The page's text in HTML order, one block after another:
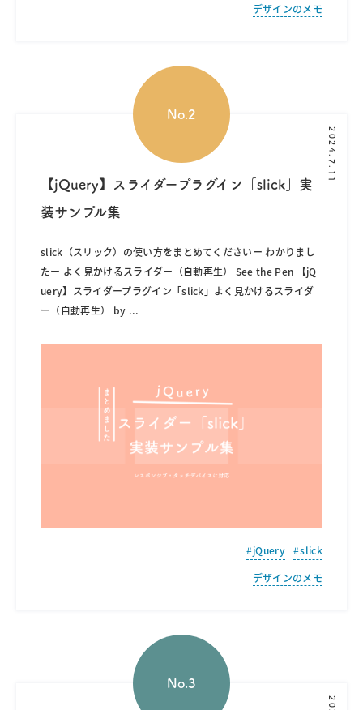
デザインのメモ
2024.7.11
【jQuery】スライダープラグイン「slick」実
装サンプル集
slick（スリック）の使い方をまとめてくださいー わかりまし
たー よく見かけるスライダー（自動再生） See the Pen 【jQ
uery】スライダープラグイン「slick」よく見かけるスライダ
ー（自動再生） by ...
jQuery
slick
デザインのメモ